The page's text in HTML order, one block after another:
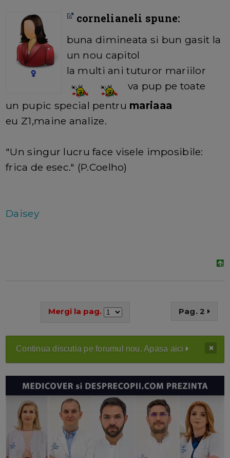
cornelianeli spune:
buna dimineata si bun gasit la
un nou capitol
la multi ani tuturor mariilor
va pup pe toate
un pupic special pentru mariaaa
eu Z1,maine analize.
"Un singur lucru face visele imposibile:
frica de esec." (P.Coelho)
Daisey
Mergi la pag. Pag. 2
Continua discutia pe forumul nou. Apasa aici